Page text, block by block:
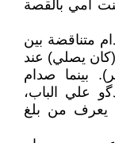
أمي بالقصة
متناقضة بين
(كان يصلي) عند
بينما صدام
علي الباب،
يعرف من بلغ